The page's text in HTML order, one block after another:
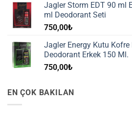
Jagler Storm EDT 90 ml
ml Deodorant Seti
750,00₺
Jagler Energy Kutu
Deodorant Erkek 150 Ml.
750,00₺
EN ÇOK BAKILAN